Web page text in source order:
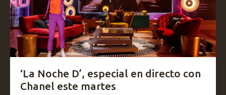
‘La Noche D’, especial en directo con
Chanel este martes